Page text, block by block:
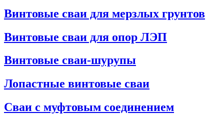
Винтовые сваи для мерзлых грунтов
Винтовые сваи для опор ЛЭП
Винтовые сваи-шурупы
Лопастные винтовые сваи
Сваи с муфтовым соединением